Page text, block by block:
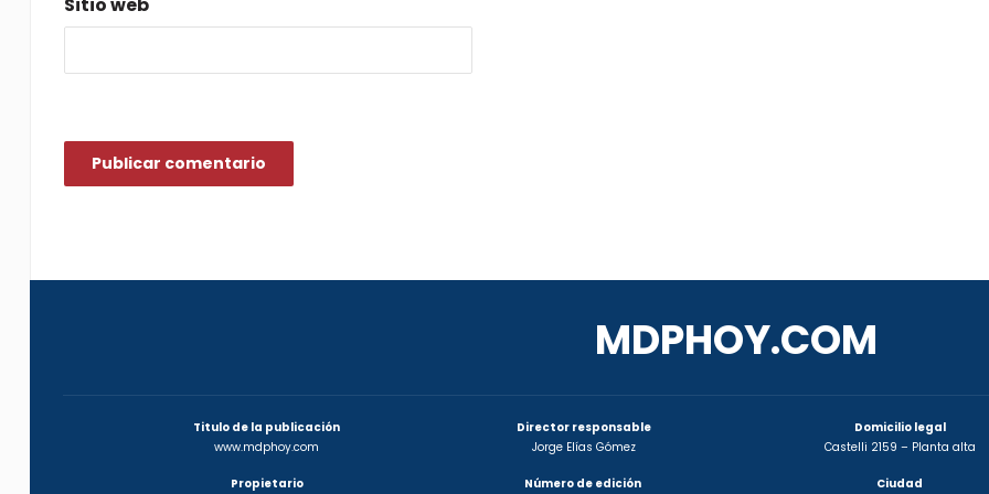
MDPHOY.COM
Titulo de la publicación
www.mdphoy.com
Propietario
Director responsable
Jorge Elías Gómez
Número de edición
Domicilio legal
Castelli 2159 – Planta alta
Ciudad